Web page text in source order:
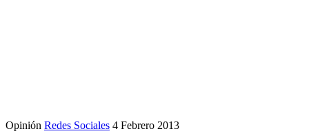
Opinión Redes Sociales 4 Febrero 2013